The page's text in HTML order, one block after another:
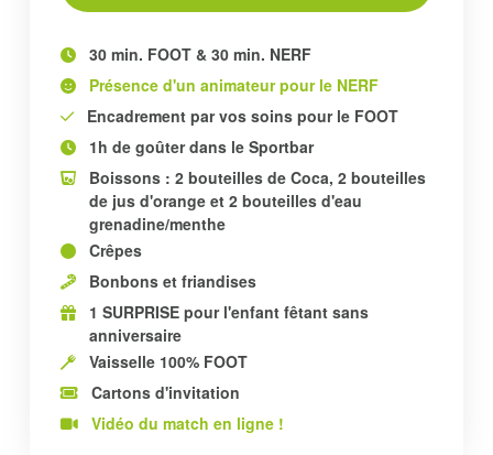
30 min. FOOT & 30 min. NERF
Présence d'un animateur pour le NERF
Encadrement par vos soins pour le FOOT
1h de goûter dans le Sportbar
Boissons : 2 bouteilles de Coca, 2 bouteilles
de jus d'orange et 2 bouteilles d'eau
grenadine/menthe
Crêpes
Bonbons et friandises
1 SURPRISE pour l'enfant fêtant sans
anniversaire
Vaisselle 100% FOOT
Cartons d'invitation
Vidéo du match en ligne !